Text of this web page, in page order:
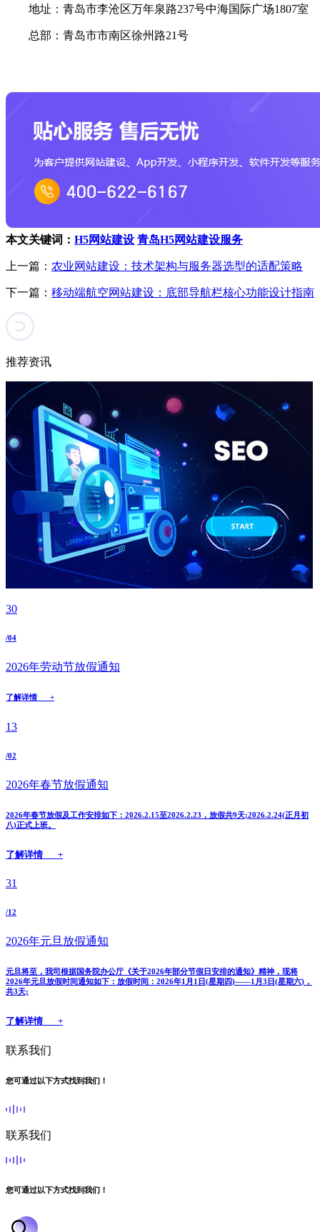
地址：青岛市李沧区万年泉路237号中海国际广场1807室
总部：青岛市市南区徐州路21号
本文关键词： H5网站建设 青岛H5网站建设服务
上一篇： 农业网站建设：技术架构与服务器选型的适配策略
下一篇： 移动端航空网站建设：底部导航栏核心功能设计指南
推荐资讯
30
/04
2026年劳动节放假通知
了解详情 +
13
/02
2026年春节放假通知
2026年春节放假及工作安排如下：2026.2.15至2026.2.23，放假共9天;2026.2.24(正月初
八)正式上班。
了解详情 +
31
/12
2026年元旦放假通知
元旦将至，我司根据国务院办公厅《关于2026年部分节假日安排的通知》精神，现将
2026年元旦放假时间通知如下：放假时间：2026年1月1日(星期四)——1月3日(星期六)，
共3天;
了解详情 +
联系我们
您可通过以下方式找到我们！
联系我们
您可通过以下方式找到我们！